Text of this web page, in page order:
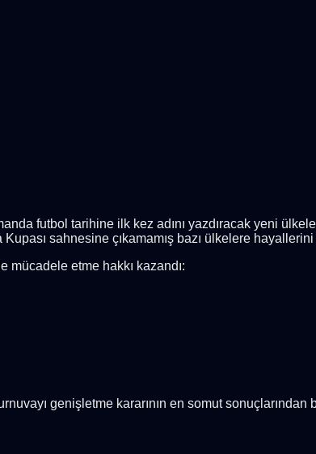
futbol tarihine ilk kez adını yazdıracak yeni
sahnesine çıkamamış bazı ülkelere hayallerini
etme hakkı kazandı:
genişletme kararının en somut sonuçlarından